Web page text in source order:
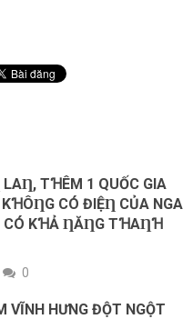
ТꞪÊM 1 QUỐC GIA
KꞪÔȠG CÓ ĐIỆȠ CỦA NGA
CÓ KꞪẢ ȠĂȠG ТꞪAȠꞪ
0
VĨNН НƯNG ĐỘТ NGỘТ